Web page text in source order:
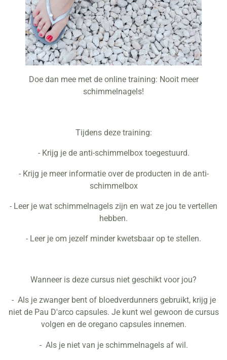
Doe dan mee met de online training: Nooit meer
schimmelnagels!
Tijdens deze training:
- Krijg je de anti-schimmelbox toegestuurd.
- Krijg je meer informatie over de producten in de anti-
schimmelbox
- Leer je wat schimmelnagels zijn en wat ze jou te vertellen
hebben.
- Leer je om jezelf minder kwetsbaar op te stellen.
Wanneer is deze cursus niet geschikt voor jou?
- Als je zwanger bent of bloedverdunners gebruikt, krijg je
niet de Pau D'arco capsules. Je kunt wel gewoon de cursus
volgen en de oregano capsules innemen.
- Als je niet van je schimmelnagels af wil.